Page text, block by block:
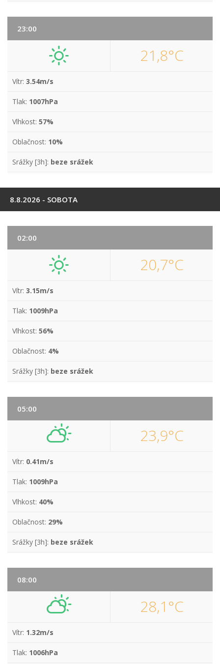
23:00
21,8°C
Vítr: 3.54m/s
Tlak: 1007hPa
Vlhkost: 57%
Oblačnost: 10%
Srážky [3h]: beze srážek
8.8.2026 - SOBOTA
02:00
20,7°C
Vítr: 3.15m/s
Tlak: 1009hPa
Vlhkost: 56%
Oblačnost: 4%
Srážky [3h]: beze srážek
05:00
23,9°C
Vítr: 0.41m/s
Tlak: 1009hPa
Vlhkost: 40%
Oblačnost: 29%
Srážky [3h]: beze srážek
08:00
28,1°C
Vítr: 1.32m/s
Tlak: 1006hPa